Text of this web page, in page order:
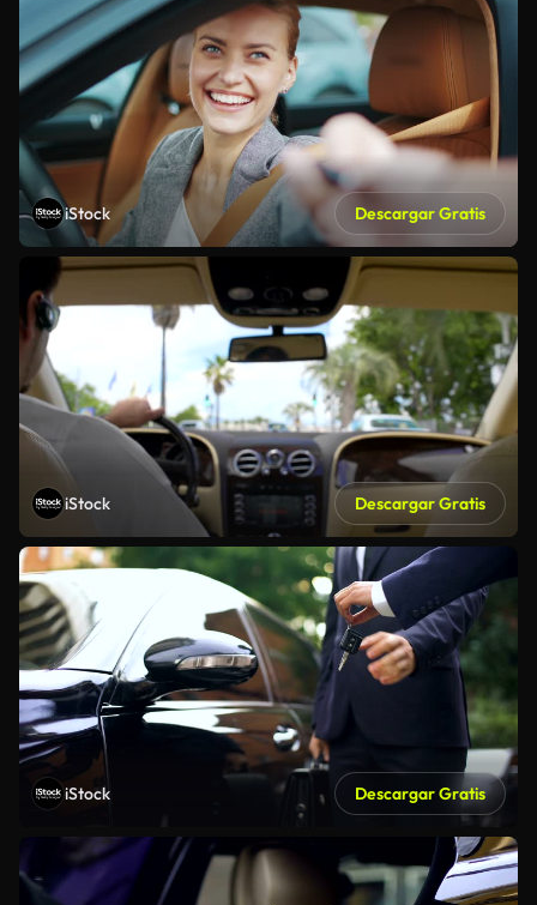
iStock Descargar Gratis
iStock Descargar Gratis
iStock Descargar Gratis